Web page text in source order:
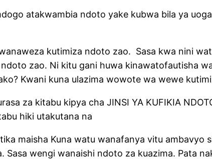
atakwambia ndoto yake kubwa bila ya
kutimiza ndoto zao. Sasa kwa nini
zao. Ni kitu gani huwa kinawatofautisha
Kwani kuna ulazima wowote wa wewe
za kitabu kipya cha JINSI YA KUFIKIA
hiki utakutana na
maisha Kuna watu wanafanya vitu ambavyo
wengi wanaishi ndoto za kuazima. Pata